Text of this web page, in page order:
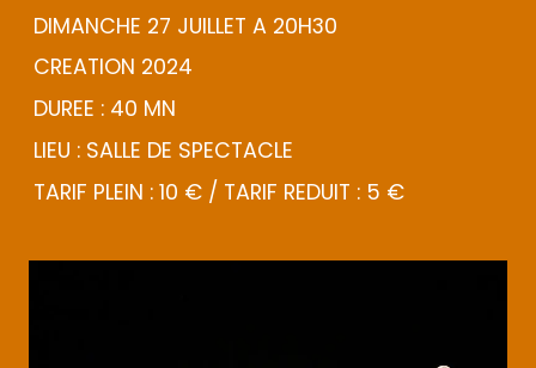
DIMANCHE 27 JUILLET A 20H30
CREATION 2024
DUREE : 40 MN
LIEU : SALLE DE SPECTACLE
TARIF PLEIN : 10 € / TARIF REDUIT : 5 €